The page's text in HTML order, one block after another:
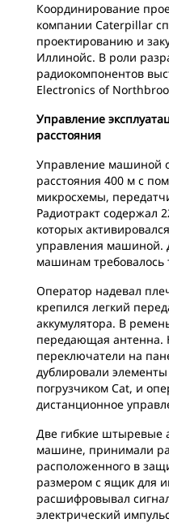
Координирование
компании Caterpillar
проектированию и
Иллинойс. В роли
радиокомпонентов
Electronics of
Управление
расстояния
Управление машиной
расстояния 400 м с
микросхемы,
Радиотракт содержал
которых
управления машиной.
машинам требовалось
Оператор надевал
крепился легкий
аккумулятора. В
передающая
переключатели на
дублировали
погрузчиком Cat, и
дистанционное
Две гибкие штыревые
машине, принимали
расположенного в
размером с ящик для
расшифровывал
электрический